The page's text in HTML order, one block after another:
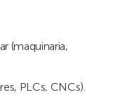
(maquinaria,
PLCs, CNCs).